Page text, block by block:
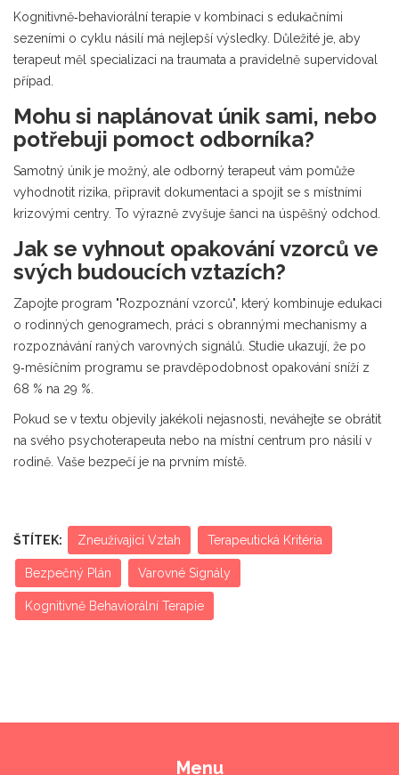
Kognitivně‑behaviorální terapie v kombinaci s edukačními
sezeními o cyklu násilí má nejlepší výsledky. Důležité je, aby
terapeut měl specializaci na traumata a pravidelně supervidoval
případ.
Mohu si naplánovat únik sami, nebo
potřebuji pomoct odborníka?
Samotný únik je možný, ale odborný terapeut vám pomůže
vyhodnotit rizika, připravit dokumentaci a spojit se s místními
krizovými centry. To výrazně zvyšuje šanci na úspěšný odchod.
Jak se vyhnout opakování vzorců ve
svých budoucích vztazích?
Zapojte program "Rozpoznání vzorců", který kombinuje edukaci
o rodinných genogramech, práci s obrannými mechanismy a
rozpoznávání raných varovných signálů. Studie ukazují, že po
9‑měsíčním programu se pravděpodobnost opakování sníží z
68 % na 29 %.
Pokud se v textu objevily jakékoli nejasnosti, neváhejte se obrátit
na svého psychoterapeuta nebo na místní centrum pro násilí v
rodině. Vaše bezpečí je na prvním místě.
ŠTÍTEK: Zneužívající Vztah Terapeutická Kritéria
Bezpečný Plán Varovné Signály
Kognitivně Behaviorální Terapie
Menu